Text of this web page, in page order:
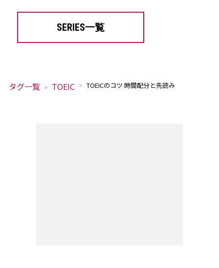
SERIES一覧
タグ一覧 TOEIC TOEICのコツ 時間配分と先読み